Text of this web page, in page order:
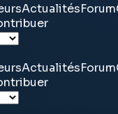
ActualitésForum
ActualitésForum